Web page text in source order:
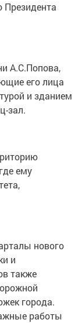
Президента
А.С.Попова,
его лица
и зданием
зал.
ему
нового
и
также
города.
работы